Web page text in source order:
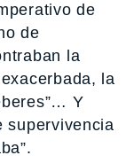
de
de
la
la
Y
supervivencia